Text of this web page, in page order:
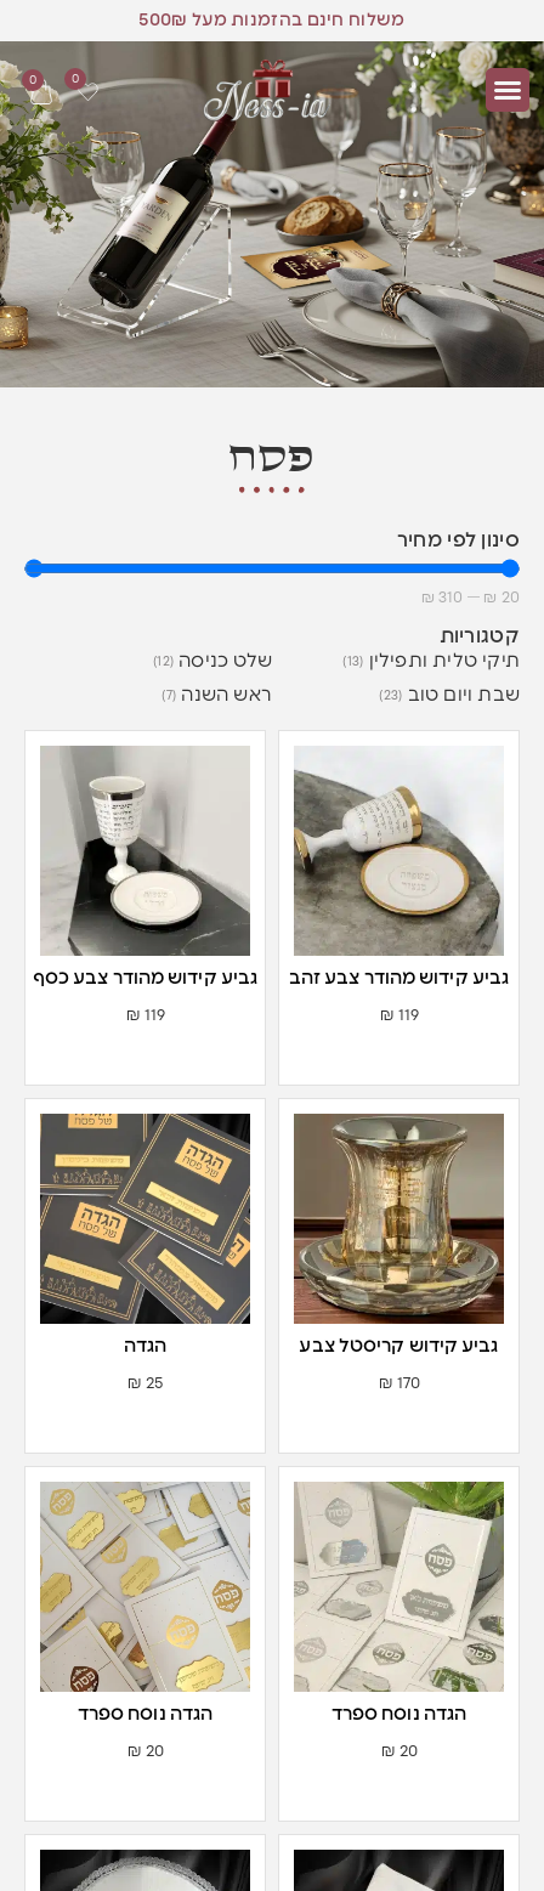
משלוח חינם בהזמנות מעל 500₪
0
0
פסח
סינון לפי מחיר
20
₪
—
310
₪
קטגוריות
תיקי טלית ותפילין (13) שלט כניסה (12)
שבת ויום טוב (23) ראש השנה (7)
גביע קידוש מהודר צבע זהב
119
₪
גביע קידוש מהודר צבע כסף
119
₪
גביע קידוש קריסטל צבע
170
₪
הגדה
25
₪
הגדה נוסח ספרד
20
₪
הגדה נוסח ספרד
20
₪